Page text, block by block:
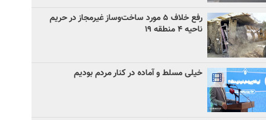
رفع خلاف ۵ مورد ساخت‌وساز غیرمجاز در حریم
ناحیه ۴ منطقه ۱۹
خیلی مسلط و آماده در کنار مردم بودیم